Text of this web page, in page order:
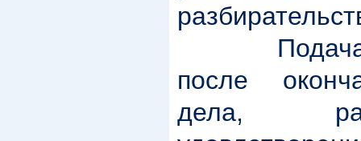
Подача
после
дела,